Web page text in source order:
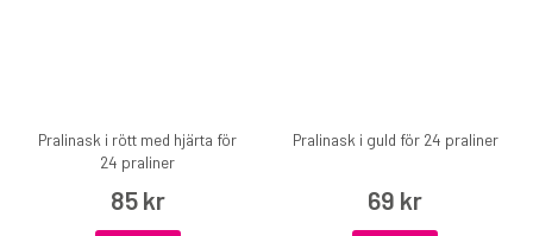
Pralinask i rött med hjärta för
24 praliner
85 kr
Pralinask i guld för 24 praliner
69 kr